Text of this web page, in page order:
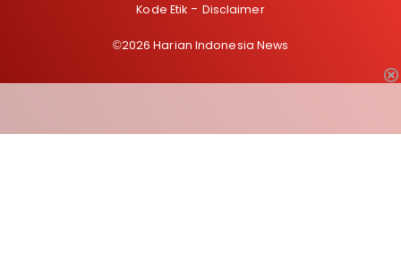
Kode Etik
Disclaimer
©2026 Harian Indonesia News